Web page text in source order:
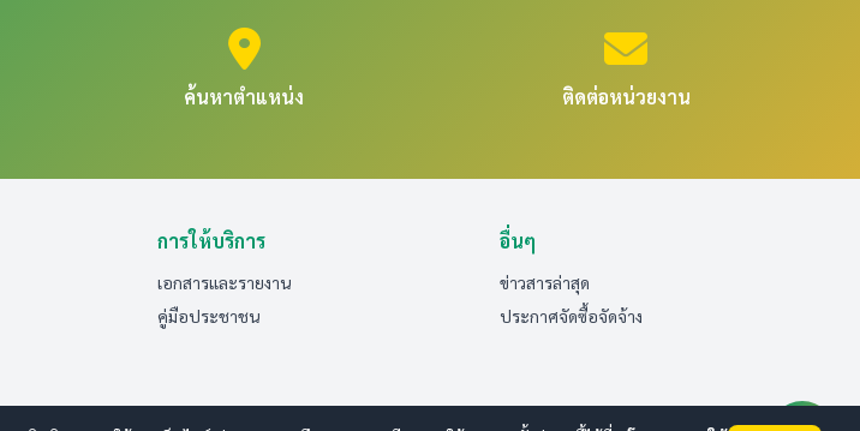
ค้นหาตำแหน่ง ติดต่อหน่วยงาน
การให้บริการ
เอกสารและรายงาน
คู่มือประชาชน
อื่นๆ
ข่าวสารล่าสุด
ประกาศจัดซื้อจัดจ้าง